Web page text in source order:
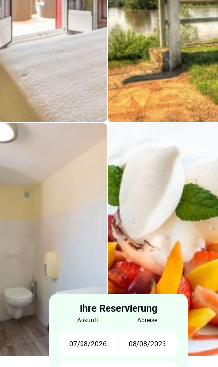
Ihre Reservierung
ankunft abreise